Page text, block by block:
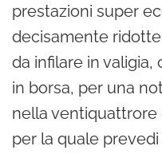
prestazioni super
decisamente
da infilare in
in borsa, per una
nella ventiquattrore
per la quale